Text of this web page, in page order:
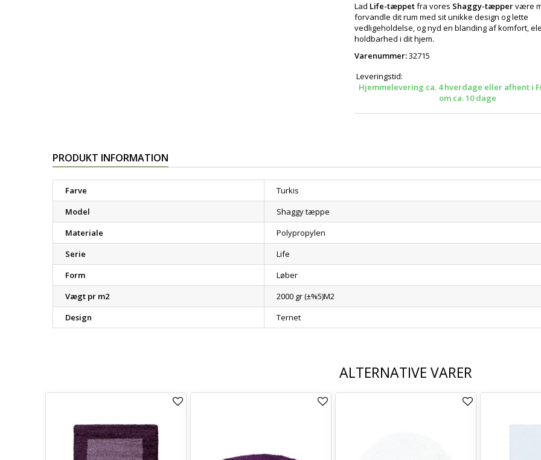
Lad Life-tæppetfra vores Shaggy-tæppervære
forvandle dit rum med sit unikke design og lette
vedligeholdelse, og nyd en blanding af komfort,
holdbarhed i dit hjem.
Varenummer:32715
Leveringstid:
Hjemmelevering ca. 4 hverdage eller afhent i
om ca. 10 dage
PRODUKT INFORMATION
Farve
Turkis
Model
Shaggy tæppe
Materiale
Polypropylen
Serie
Life
Form
Løber
Vægt pr m2
2000 gr (±%5)M2
Design
Ternet
ALTERNATIVE VARER